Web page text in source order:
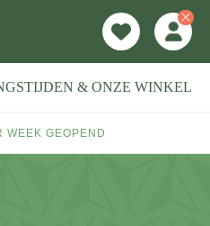
& ONZE WINKEL
WEEK GEOPEND